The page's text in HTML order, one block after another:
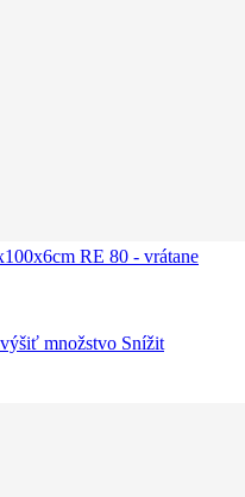
RE 80 - vrátane
množstvo Snížit